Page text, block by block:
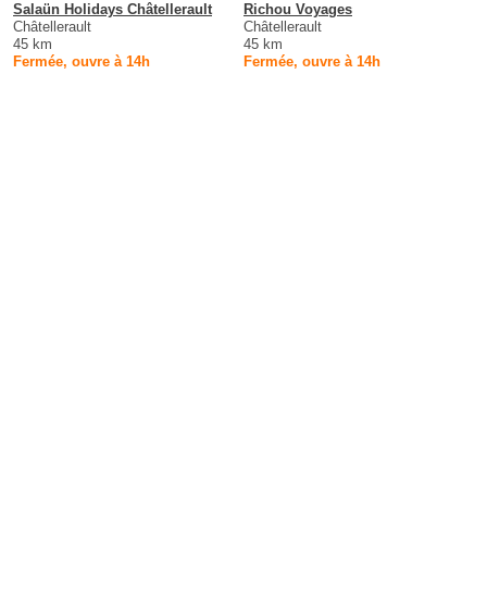
Salaün Holidays Châtellerault
Châtellerault
45 km
Fermée, ouvre à 14h
Richou Voyages
Châtellerault
45 km
Fermée, ouvre à 14h